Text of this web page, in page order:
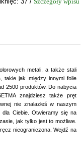
metali, a także stali
takie jak między innymi folie
2500 produktów. Do nabycia
znajdziesz także pręt
nie znalazłeś w naszym
Ciebie. Otwieramy się na
jak tylko jest to możliwe.
nieograniczona. Wejdź na